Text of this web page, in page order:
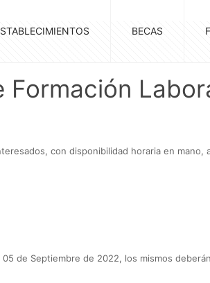
BECAS
con disponibilidad horaria en
de Septiembre de 2022, los mismos